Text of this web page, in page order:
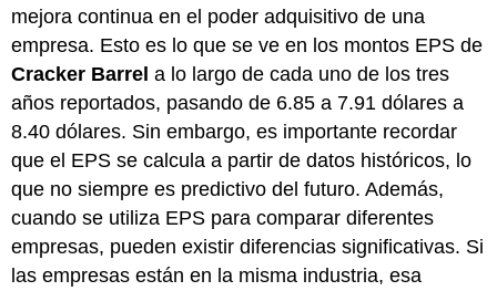
mejora continua en el poder adquisitivo de una
empresa. Esto es lo que se ve en los montos EPS de
Cracker Barrel a lo largo de cada uno de los tres
años reportados, pasando de 6.85 a 7.91 dólares a
8.40 dólares. Sin embargo, es importante recordar
que el EPS se calcula a partir de datos históricos, lo
que no siempre es predictivo del futuro. Además,
cuando se utiliza EPS para comparar diferentes
empresas, pueden existir diferencias significativas. Si
las empresas están en la misma industria, esa